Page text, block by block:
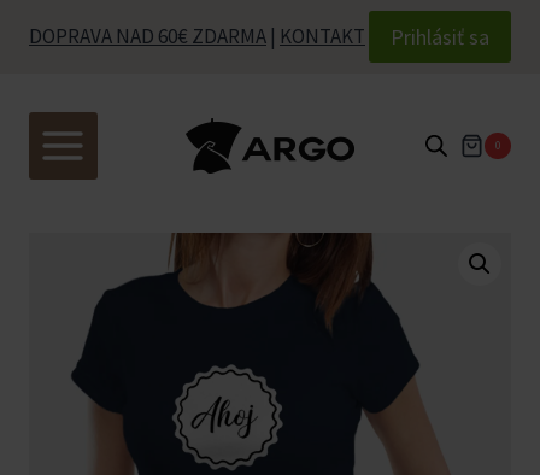
DOPRAVA NAD 60€ ZDARMA | KONTAKT Prihlásiť sa
0